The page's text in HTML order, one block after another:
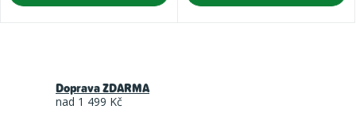
Doprava ZDARMA
nad 1 499 Kč